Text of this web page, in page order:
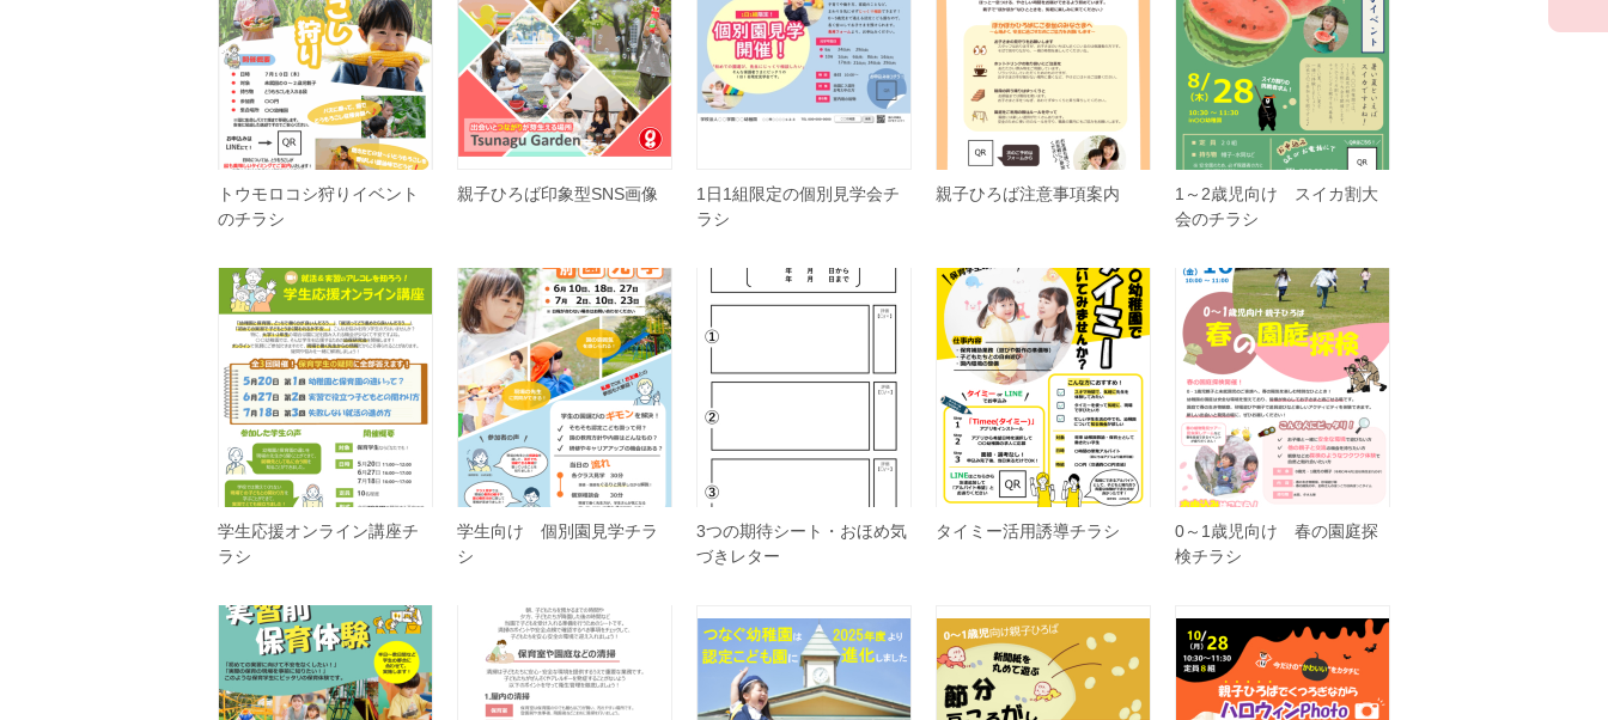
トウモロコシ狩りイベント
のチラシ
親子ひろば印象型SNS画像
1日1組限定の個別見学会チ
ラシ
親子ひろば注意事項案内
1～2歳児向け スイカ割大
会のチラシ
学生応援オンライン講座チ
ラシ
学生向け 個別園見学チラ
シ
3つの期待シート・おほめ気
づきレター
タイミー活用誘導チラシ
0～1歳児向け 春の園庭探
検チラシ